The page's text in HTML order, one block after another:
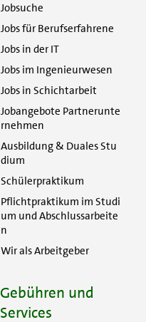
Jobsuche
Jobs für Berufserfahrene
Jobs in der IT
Jobs im Ingenieurwesen
Jobs in Schichtarbeit
Jobangebote Partnerunte
rnehmen
Ausbildung & Duales Stu
dium
Schülerpraktikum
Pflichtpraktikum im Studi
um und Abschlussarbeite
n
Wir als Arbeitgeber
Gebühren und
Services